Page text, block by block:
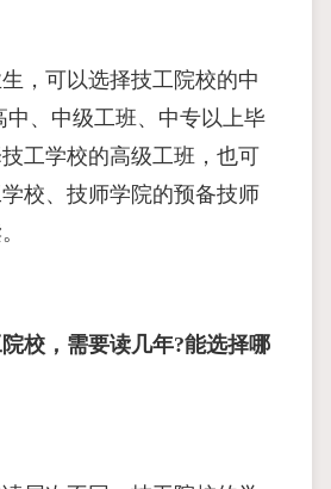
，可以选择技工院校的中
中、中级工班、中专以上毕
工学校的高级工班，也可
校、技师学院的预备技师
校，需要读几年?能选择哪